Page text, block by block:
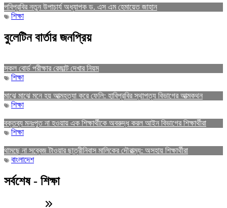
পবিপ্রবির নতুন উপাচার্য অধ্যাপক ড. এস এম হেমায়েত জাহান
শিক্ষা
বুলেটিন বার্তার জনপ্রিয়
সকল বোর্ড পরীক্ষার রেজাল্ট দেখার নিয়ম
শিক্ষা
মাঝে মাঝে মনে হয় আত্মহত্যা করে ফেলি: হাবিপ্রবির স্থাপত্য বিভাগের আত্মকথন
শিক্ষা
বক্তব্য মনঃপুত না হওয়ায় এক শিক্ষার্থীকে অবরুদ্ধ করল আইন বিভাগের শিক্ষার্থীরা
শিক্ষা
থামছে না সব্বেজ টাওয়ার ছাত্রীনিবাস মালিকের দৌরাত্ম্য: অসহায় শিক্ষার্থীরা
বাংলাদেশ
সর্বশেষ - শিক্ষা